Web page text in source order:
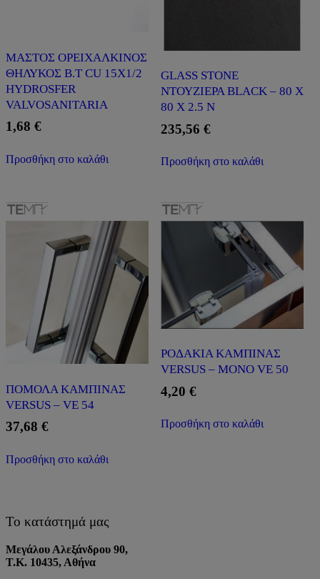
ΜΑΣΤΟΣ ΟΡΕΙΧΑΛΚΙΝΟΣ
ΘΗΛΥΚΟΣ Β.Τ CU 15Χ1/2
HYDROSFER
VALVOSANITARIA
1,68 €
Προσθήκη στο καλάθι
GLASS STONE
ΝΤΟΥΖΙΕΡΑ BLACK – 80 X
80 X 2.5 N
235,56 €
Προσθήκη στο καλάθι
ΠΟΜΟΛΑ ΚΑΜΠΙΝΑΣ
VERSUS – VE 54
37,68 €
Προσθήκη στο καλάθι
ΡΟΔΑΚΙΑ ΚΑΜΠΙΝΑΣ
VERSUS – ΜΟΝΟ VE 50
4,20 €
Προσθήκη στο καλάθι
Το κατάστημά μας
Μεγάλου Αλεξάνδρου 90,
Τ.Κ. 10435, Αθήνα